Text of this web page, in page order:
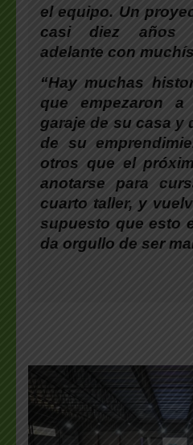
el equipo. Un
casi diez años
adelante con
“Hay muchas
que empezaron
garaje de su casa y
de su
otros que el
anotarse para
cuarto taller, y
supuesto que esto
da orgullo de ser